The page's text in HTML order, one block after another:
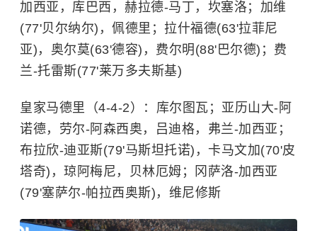
加西亚，库巴西，赫拉德-马丁，坎塞洛；加维
(77'贝尔纳尔)，佩德里；拉什福德(63'拉菲尼
亚)，奥尔莫(63'德容)，费尔明(88'巴尔德)；费
兰-托雷斯(77'莱万多夫斯基)
皇家马德里（4-4-2）：库尔图瓦；亚历山大-阿
诺德，劳尔-阿森西奥，吕迪格，弗兰-加西亚；
布拉欣-迪亚斯(79'马斯坦托诺)，卡马文加(70'皮
塔奇)，琼阿梅尼，贝林厄姆；冈萨洛-加西亚
(79'塞萨尔-帕拉西奥斯)，维尼修斯